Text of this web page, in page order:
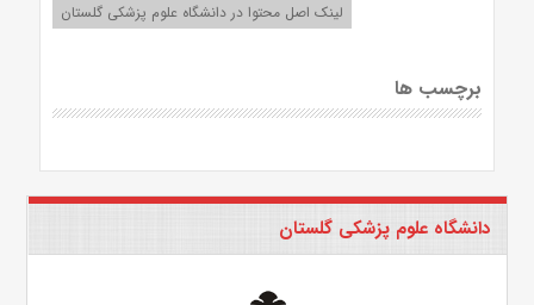
لینک اصل محتوا در دانشگاه علوم پزشکی گلستان
برچسب ها
دانشگاه علوم پزشکی گلستان